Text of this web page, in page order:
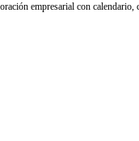
empresarial con